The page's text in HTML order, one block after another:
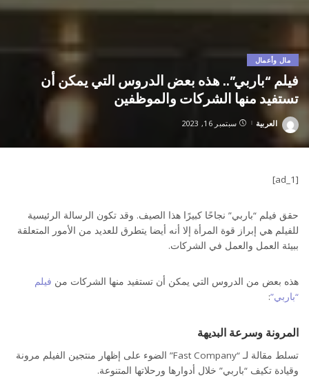
مال وأعمال
فيلم “باربي”.. هذه بعض الدروس التي يمكن أن
تستفيد منها الشركات والموظفين
Posted
العربية سبتمبر 16, 2023
[ad_1]
حقق فيلم “باربي” نجاحًا كبيرًا هذا الصيف. وقد تكون الرسالة الرئيسية
للفيلم هي إبراز قوة المرأة إلا أنه أيضا يتطرق للعديد من الأمور المتعلقة
ببيئة العمل والعمل في الشركات.
هذه بعض من الدروس التي يمكن أن تستفيد منها الشركات من فيلم
“باربي”:
المرونة وسرعة البديهة
تسلط مقالة لـ “Fast Company” الضوء على إظهار منتجين الفيلم مرونة
وقيادة تكيف “باربي” خلال أدوارها ورحلاتها المتنوعة.